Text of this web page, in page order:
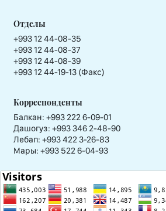
Отделы
+993 12 44-08-35
+993 12 44-08-37
+993 12 44-08-39
+993 12 44-19-13 (Факс)
Корреспонденты
Балкан: +993 222 6-09-01
Дашогуз: +993 346 2-48-90
Лебап: +993 422 3-26-83
Мары: +993 522 6-04-93